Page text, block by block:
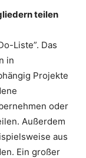
teilen
Liste”. Das
in
Projekte
oder
Außerdem
aus
Ein großer